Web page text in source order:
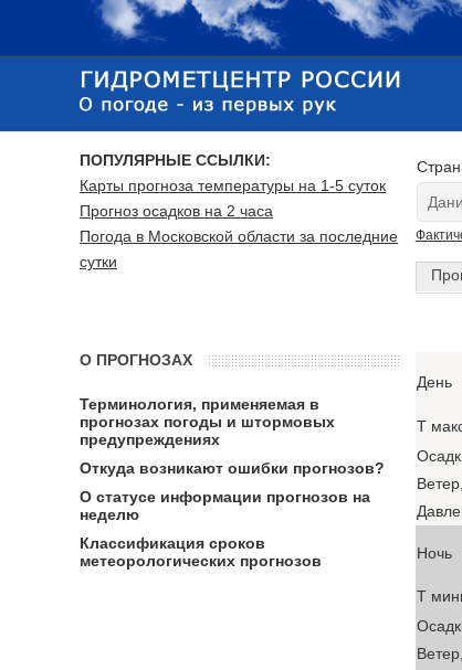
День
T
Ночь
T
ПОПУЛЯРНЫЕ ССЫЛКИ:
Карты прогноза температуры на 1-5 суток
Прогноз осадков на 2 часа
Погода в Московской области за последние
сутки
О ПРОГНОЗАХ
Терминология, применяемая в
прогнозах погоды и штормовых
предупреждениях
Откуда возникают ошибки прогнозов?
О статусе информации прогнозов на
неделю
Классификация сроков
метеорологических прогнозов